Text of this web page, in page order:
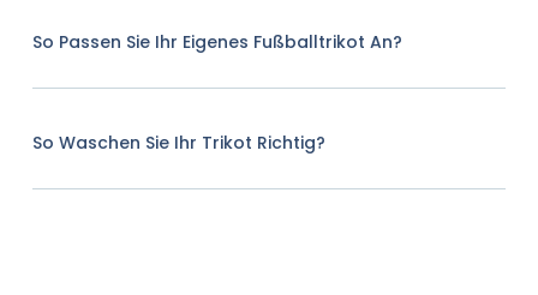
So Passen Sie Ihr Eigenes Fußballtrikot An?
So Waschen Sie Ihr Trikot Richtig?